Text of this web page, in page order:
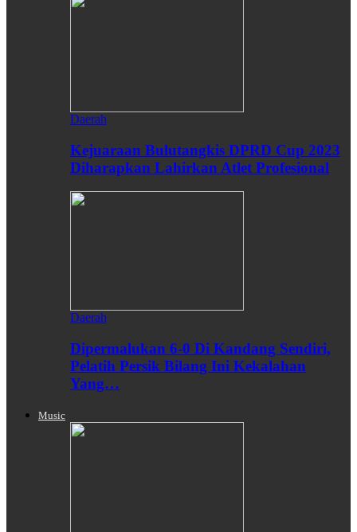
Daerah
Kejuaraan Bulutangkis DPRD Cup 2023
Diharapkan Lahirkan Atlet Profesional
Daerah
Dipermalukan 6-0 Di Kandang Sendiri,
Pelatih Persik Bilang Ini Kekalahan
Yang…
Music